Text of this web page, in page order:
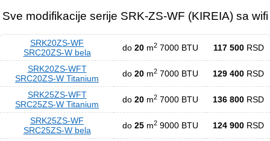
Sve modifikacije serije SRK-ZS-WF (KIREIA) sa wifi
SRK20ZS-WF
SRC20ZS-W bela
do 20 m2 7000 BTU 117 500RSD
SRK20ZS-WFT
SRC20ZS-W Titanium
do 20 m2 7000 BTU 129 400 RSD
SRK25ZS-WFT
SRC25ZS-W Titanium
do 20 m2 7000 BTU 136 800 RSD
SRK25ZS-WF
SRC25ZS-W bela
do 25 m2 9000 BTU 124 900 RSD